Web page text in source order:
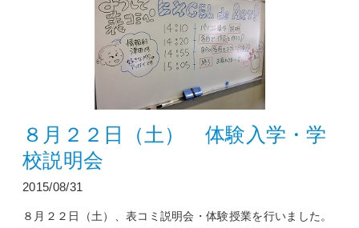
８月２２日（土） 体験入学・学
校説明会
2015/08/31
８月２２日（土）、表コミ説明会・体験授業を行いました。